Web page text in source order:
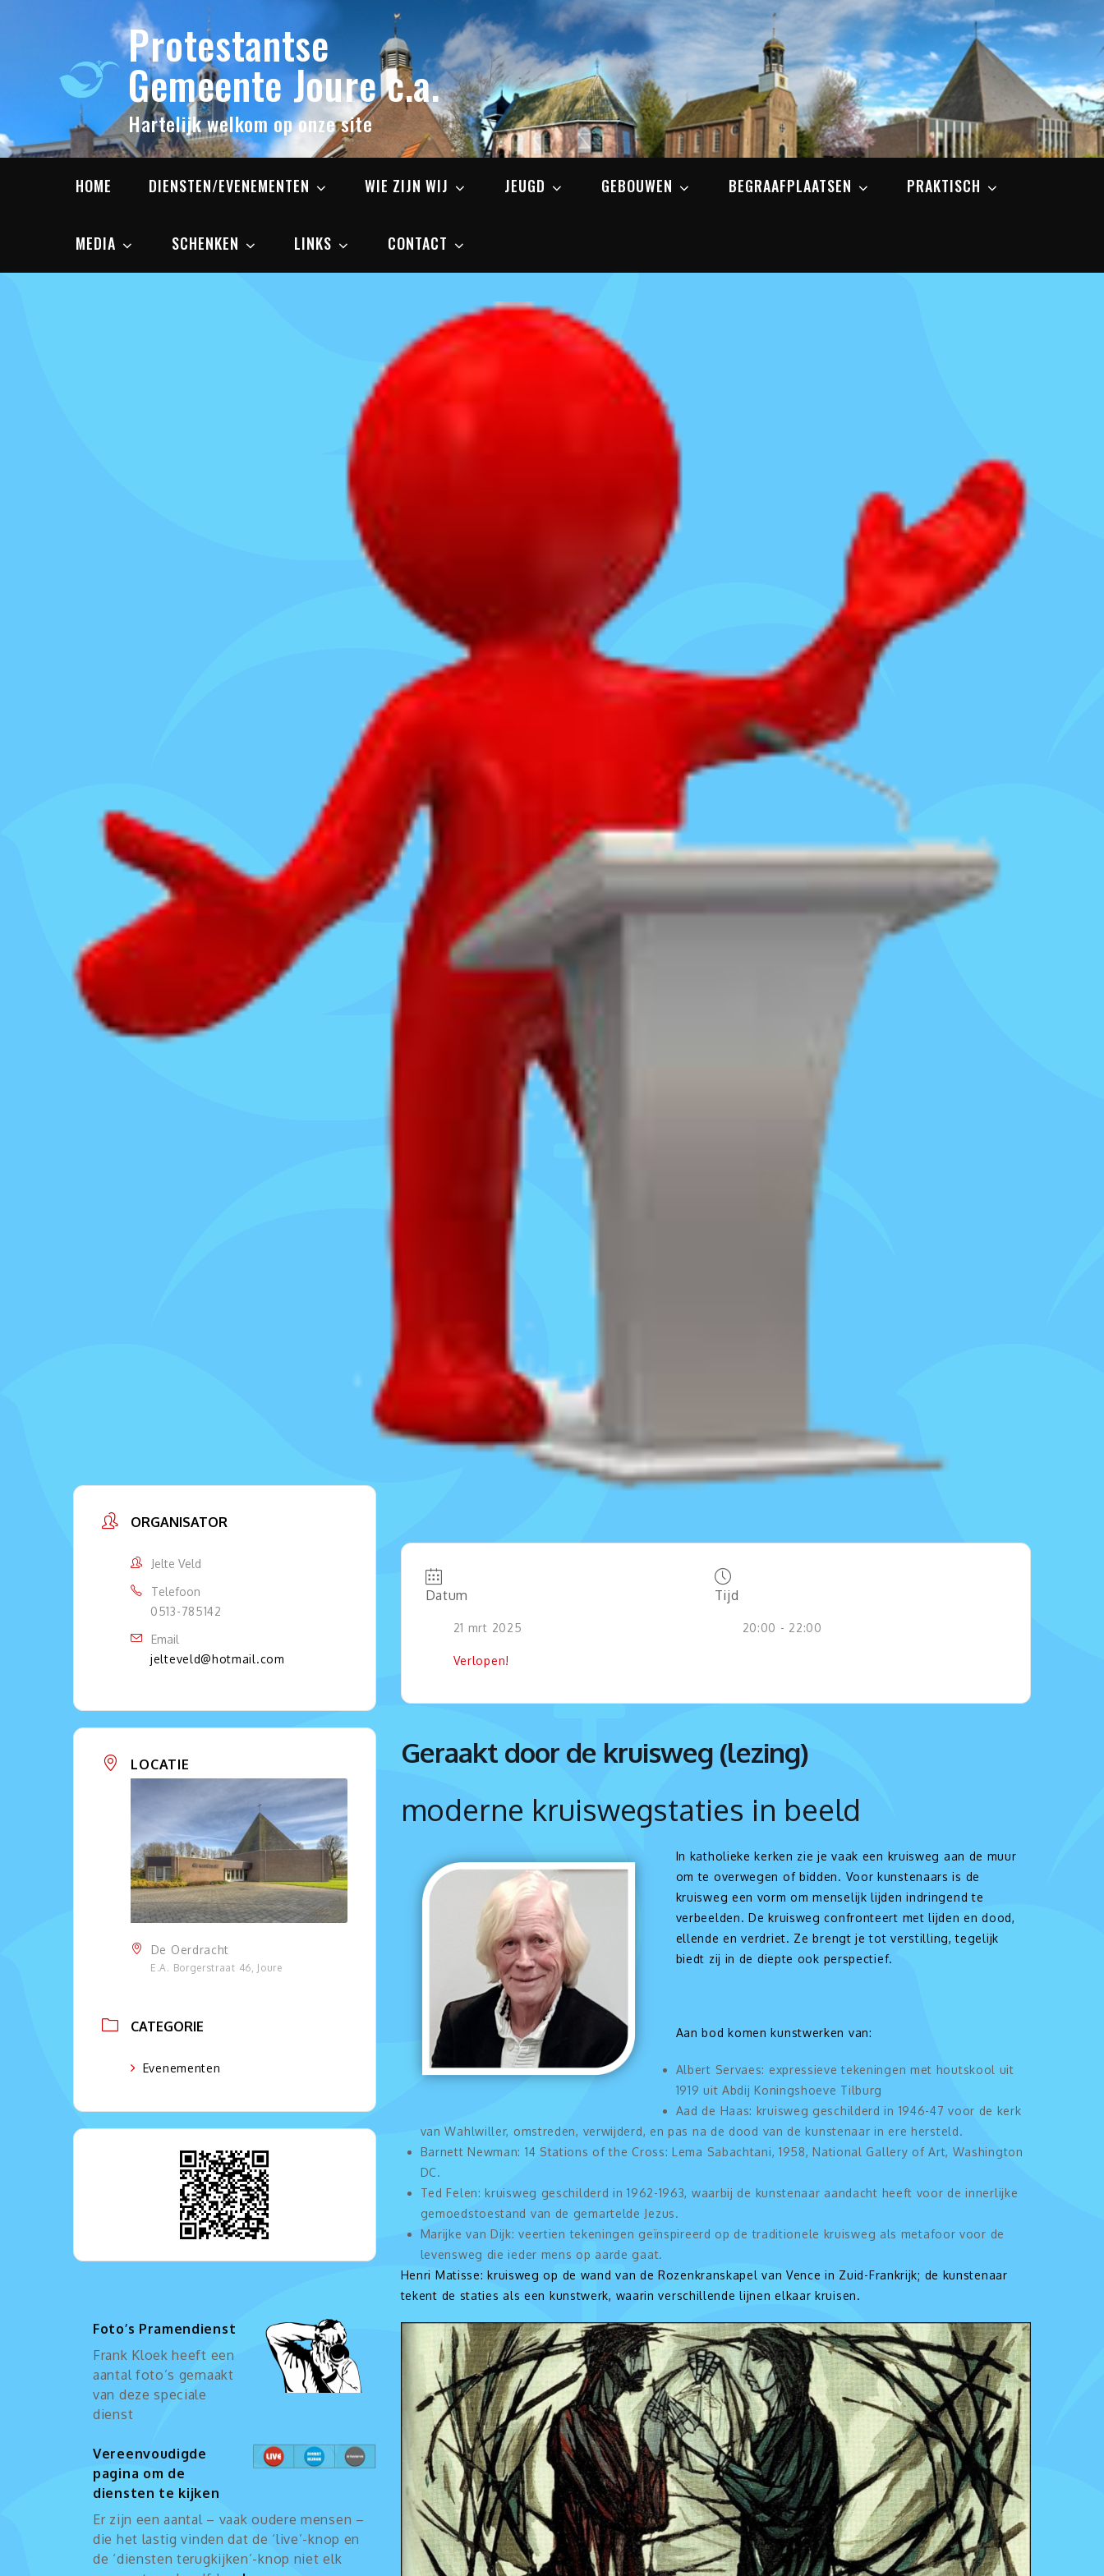
Protestantse
Gemeente Joure c.a.
Hartelijk welkom op onze site
HOME DIENSTEN/EVENEMENTEN WIE ZIJN WIJ JEUGD GEBOUWEN BEGRAAFPLAATSEN PRAKTISCH
MEDIA SCHENKEN LINKS CONTACT
ORGANISATOR
Jelte Veld
Telefoon
0513-785142
Email
jelteveld@hotmail.com
LOCATIE
De Oerdracht
E.A. Borgerstraat 46, Joure
CATEGORIE
Evenementen
Foto’s Pramendienst
Frank Kloek heeft een
aantal foto’s gemaakt
van deze speciale
dienst
Vereenvoudigde
pagina om de
diensten te kijken
Er zijn een aantal – vaak oudere mensen –
die het lastig vinden dat de ‘live’-knop en
de ‘diensten terugkijken’-knop niet elk
Datum
21 mrt 2025
Verlopen!
Tijd
20:00 - 22:00
Geraakt door de kruisweg (lezing)
moderne kruiswegstaties in beeld
In katholieke kerken zie je vaak een kruisweg aan de muur
om te overwegen of bidden. Voor kunstenaars is de
kruisweg een vorm om menselijk lijden indringend te
verbeelden. De kruisweg confronteert met lijden en dood,
ellende en verdriet. Ze brengt je tot verstilling, tegelijk
biedt zij in de diepte ook perspectief.
Aan bod komen kunstwerken van:
Albert Servaes: expressieve tekeningen met houtskool uit
1919 uit Abdij Koningshoeve Tilburg
Aad de Haas: kruisweg geschilderd in 1946-47 voor de kerk
van Wahlwiller, omstreden, verwijderd, en pas na de dood van de kunstenaar in ere hersteld.
Barnett Newman: 14 Stations of the Cross: Lema Sabachtani, 1958, National Gallery of Art, Washington
DC.
Ted Felen: kruisweg geschilderd in 1962-1963, waarbij de kunstenaar aandacht heeft voor de innerlijke
gemoedstoestand van de gemartelde Jezus.
Marijke van Dijk: veertien tekeningen geïnspireerd op de traditionele kruisweg als metafoor voor de
levensweg die ieder mens op aarde gaat.
Henri Matisse: kruisweg op de wand van de Rozenkranskapel van Vence in Zuid-Frankrijk; de kunstenaar
tekent de staties als een kunstwerk, waarin verschillende lijnen elkaar kruisen.